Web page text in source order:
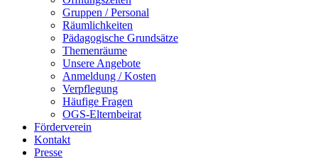
Gruppen / Personal
Räumlichkeiten
Pädagogische Grundsätze
Themenräume
Unsere Angebote
Anmeldung / Kosten
Verpflegung
Häufige Fragen
OGS-Elternbeirat
Förderverein
Kontakt
Presse